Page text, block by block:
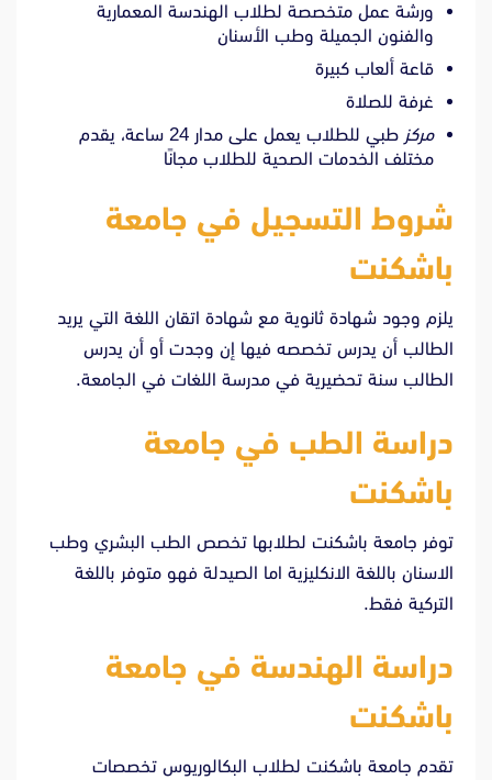
ورشة عمل متخصصة لطلاب الهندسة المعمارية
والفنون الجميلة وطب الأسنان
قاعة ألعاب كبيرة
غرفة للصلاة
مركز
طبي للطلاب يعمل على مدار 24 ساعة، يقدم
مختلف الخدمات الصحية للطلاب مجانًا
شروط التسجيل في جامعة
باشكنت
يلزم وجود شهادة ثانوية مع شهادة اتقان اللغة التي يريد
الطالب أن يدرس تخصصه فيها إن وجدت أو أن يدرس
الطالب سنة تحضيرية في مدرسة اللغات في الجامعة.
دراسة الطب في جامعة
باشكنت
توفر جامعة باشكنت لطلابها تخصص الطب البشري وطب
الاسنان باللغة الانكليزية اما الصيدلة فهو متوفر باللغة
التركية فقط.
دراسة الهندسة في جامعة
باشكنت
تقدم جامعة باشكنت لطلاب البكالوريوس تخصصات